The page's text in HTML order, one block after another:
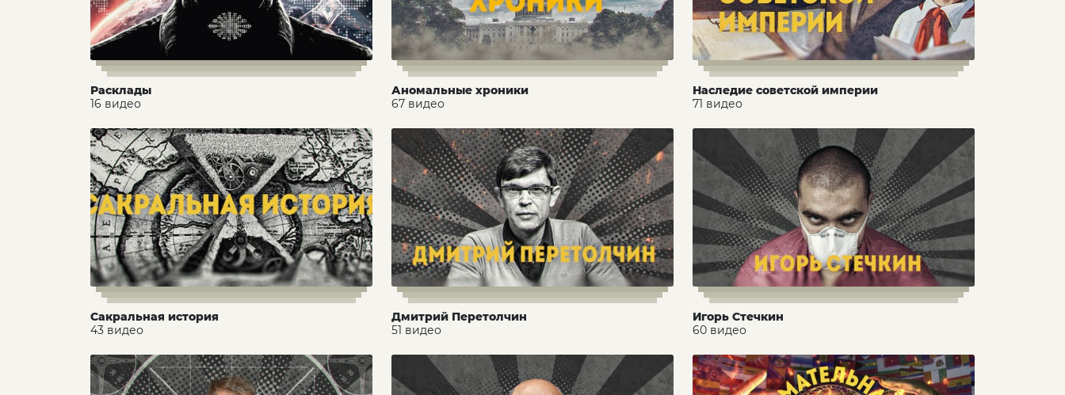
Расклады
16 видео
Аномальные хроники
67 видео
Наследие советской империи
71 видео
Сакральная история
43 видео
Дмитрий Перетолчин
51 видео
Игорь Стечкин
60 видео